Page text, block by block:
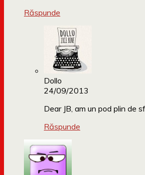
Răspunde
Dollo
24/09/2013
Dear JB, am un pod plin de
Răspunde